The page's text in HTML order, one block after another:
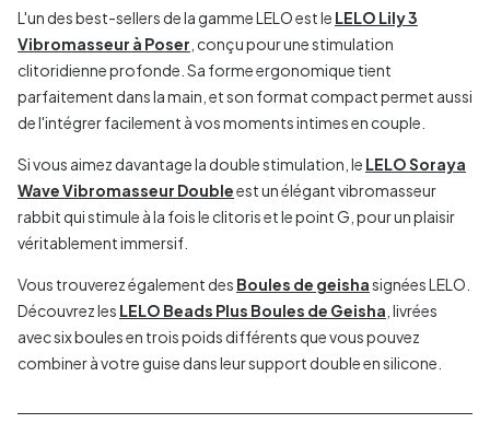
L'un des best-sellers de la gamme LELO est le LELO Lily 3
Vibromasseur à Poser , conçu pour une stimulation
clitoridienne profonde. Sa forme ergonomique tient
parfaitement dans la main, et son format compact permet aussi
de l'intégrer facilement à vos moments intimes en couple.
Si vous aimez davantage la double stimulation, le LELO Soraya
Wave Vibromasseur Doubleest un élégant vibromasseur
rabbit qui stimule à la fois le clitoris et le point G, pour un plaisir
véritablement immersif.
Vous trouverez également des Boules de geishasignées LELO.
Découvrez les LELO Beads Plus Boules de Geisha , livrées
avec six boules en trois poids différents que vous pouvez
combiner à votre guise dans leur support double en silicone.